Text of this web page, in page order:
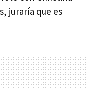
juraría que es